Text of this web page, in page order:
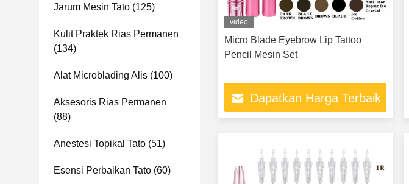
Jarum Mesin Tato (125)
Kulit Praktek Rias Permanen
(134)
Alat Microblading Alis (100)
Aksesoris Rias Permanen
(88)
Anestesi Topikal Tato (51)
Esensi Perbaikan Tato (60)
video
Micro Blade Eyebrow Lip Tattoo
Pencil Mesin Set
Dapatkan Harga Terbaik